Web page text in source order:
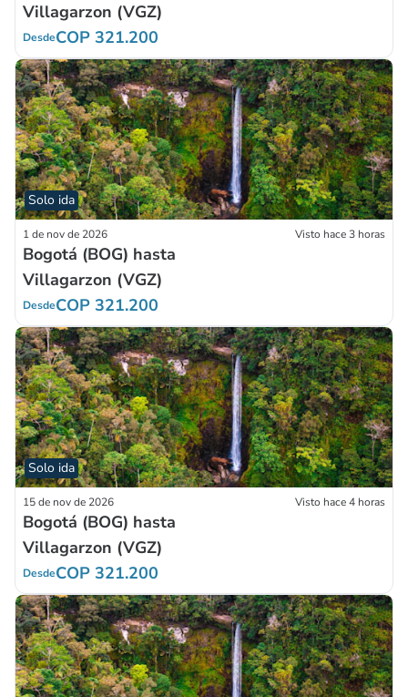
Villagarzon (VGZ)
DesdeCOP 321.200
Solo ida
1 de nov de 2026 Visto hace 3 horas
Bogotá (BOG) hasta
Villagarzon (VGZ)
DesdeCOP 321.200
Solo ida
15 de nov de 2026 Visto hace 4 horas
Bogotá (BOG) hasta
Villagarzon (VGZ)
DesdeCOP 321.200